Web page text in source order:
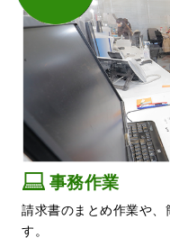
事務作業
請求書のまとめ作業や、
す。